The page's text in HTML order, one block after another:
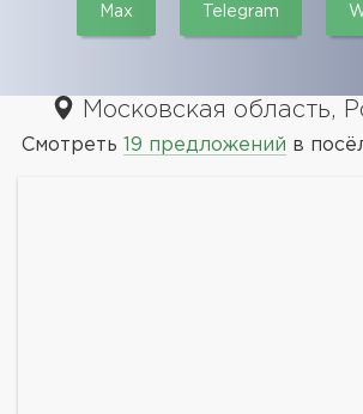
Max Telegram
Московская область,
Смотреть 19 предложений в